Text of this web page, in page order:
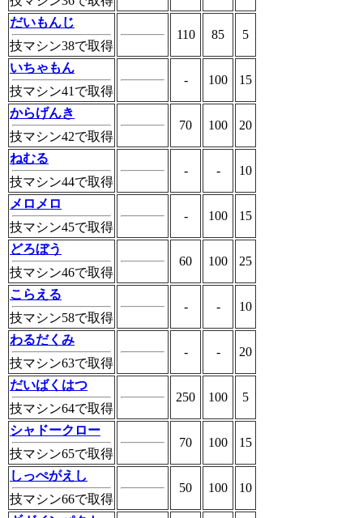
だいもんじ
技マシン38で取得
110 85 5
いちゃもん
技マシン41で取得
- 100 15
からげんき
技マシン42で取得
70 100 20
ねむる
技マシン44で取得
- - 10
メロメロ
技マシン45で取得
- 100 15
どろぼう
技マシン46で取得
60 100 25
こらえる
技マシン58で取得
- - 10
わるだくみ
技マシン63で取得
- - 20
だいばくはつ
技マシン64で取得
250 100 5
シャドークロー
技マシン65で取得
70 100 15
しっぺがえし
技マシン66で取得
50 100 10